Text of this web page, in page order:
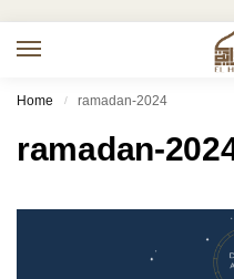
Home / ramadan-2024
ramadan-